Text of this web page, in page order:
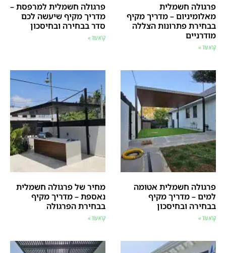
פרגולה חשמלית
מאלומיניום – מדריך מקיף
בבחירת פתרונות הצללה
מודרניים
קרא עוד »
פרגולה חשמלית למרפסת –
מדריך מקיף שיעשה לכם
סדר בבחירה ובחיסכון
קרא עוד »
פרגולה חשמלית אטומה
למים – מדריך מקיף
בבחירה ובחיסכון
קרא עוד »
מחיר של פרגולה חשמלית
נאספת – מדריך מקיף
בבחירת הפרגולה
קרא עוד »